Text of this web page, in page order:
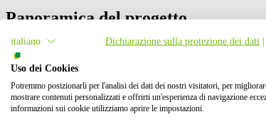
Panoramica del progetto
Il parco eolico di San Paolo di Civitate, situato nella
L'impianto ha una capacità produttiva di energia verde
20 MW
italiano Dichiarazione sulla protezione dei dati |
Uso dei Cookies
Potremmo posizionarli per l'analisi dei dati dei nostri visitatori, per
mostrare contenuti personalizzati e offrirti un'esperienza di navigazione
informazioni sui cookie utilizziamo aprire le impostazioni.